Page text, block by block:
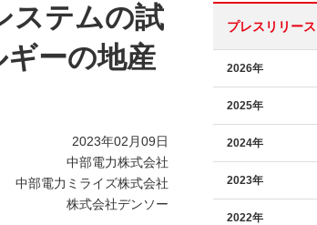
ステムの試
ーの地産
2023年02月09日
中部電力株式会社
中部電力ミライズ株式会社
株式会社デンソー
プレスリリース
2026年
2025年
2024年
2023年
2022年